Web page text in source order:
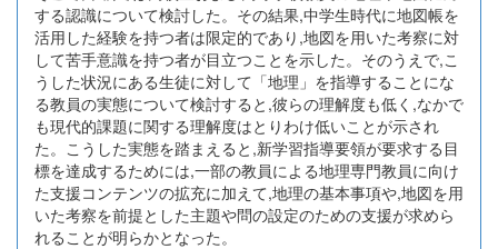
する認識について検討した。その結果,中学生時代に地図帳を
活用した経験を持つ者は限定的であり,地図を用いた考察に対
して苦手意識を持つ者が目立つことを示した。そのうえで,こ
うした状況にある生徒に対して「地理」を指導することにな
る教員の実態について検討すると,彼らの理解度も低く,なかで
も現代的課題に関する理解度はとりわけ低いことが示され
た。こうした実態を踏まえると,新学習指導要領が要求する目
標を達成するためには,一部の教員による地理専門教員に向け
た支援コンテンツの拡充に加えて,地理の基本事項や,地図を用
いた考察を前提とした主題や問の設定のための支援が求めら
れることが明らかとなった。